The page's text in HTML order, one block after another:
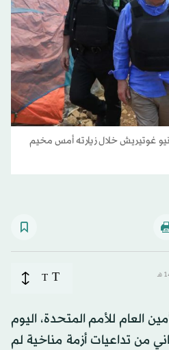
غوتيريش خلال زيارته أمس مخيم
T
T
العام للأمم المتحدة، اليوم
من تداعيات أزمة مناخية لم